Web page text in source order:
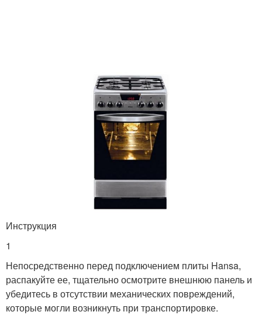
Инструкция
1
Непосредственно перед подключением плиты Hansa,
распакуйте ее, тщательно осмотрите внешнюю панель и
убедитесь в отсутствии механических повреждений,
которые могли возникнуть при транспортировке.